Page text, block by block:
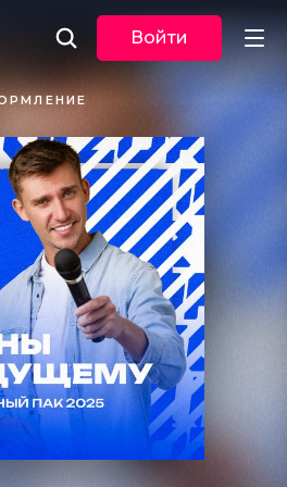
Музыка
трекам
жанрам
Плейлисты
Event
Войти